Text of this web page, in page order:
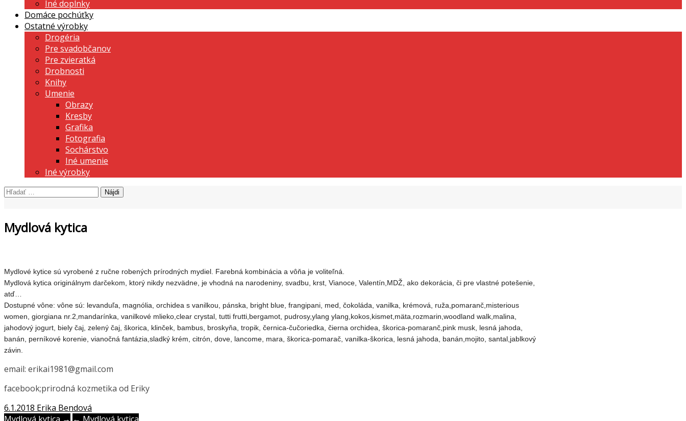
Iné doplnky
Domáce pochúťky
Ostatné výrobky
Drogéria
Pre svadobčanov
Pre zvieratká
Drobnosti
Knihy
Umenie
Obrazy
Kresby
Grafika
Fotografia
Sochárstvo
Iné umenie
Iné výrobky
Hľadať:
Mydlová kytica
Mydlové kytice sú vyrobené z ručne robených prírodných mydiel. Farebná kombinácia a vôňa je voliteľná.
Mydlová kytica originálnym darčekom, ktorý nikdy nezvädne, je vhodná na narodeniny, svadbu, krst, Vianoce, Valentín,MDŽ, ako dekorácia, či pre vlastné potešenie,
atď…
Dostupné vône: vône sú: levanduľa, magnólia, orchidea s vanilkou, pánska, bright blue, frangipani, med, čokoláda, vanilka, krémová, ruža,pomaranč,misterious
women, giorgiana nr.2,mandarínka, vanilkové mlieko,clear crystal, tutti frutti,bergamot, pudrosy,ylang ylang,kokos,kismet,mäta,rozmarin,woodland walk,malina,
jahodový jogurt, biely čaj, zelený čaj, škorica, klinček, bambus, broskyňa, tropik, černica-čučoriedka, čierna orchidea, škorica-pomaranč,pink musk, lesná jahoda,
banán, perníkové korenie, vianočná fantázia,sladký krém, citrón, dove, lancome, mara, škorica-pomarač, vanilka-škorica, lesná jahoda, banán,mojito, santal,jablkový
závin.
email: erikai1981@gmail.com
facebook;prirodná kozmetika od Eriky
6.1.2018 Erika Bendová